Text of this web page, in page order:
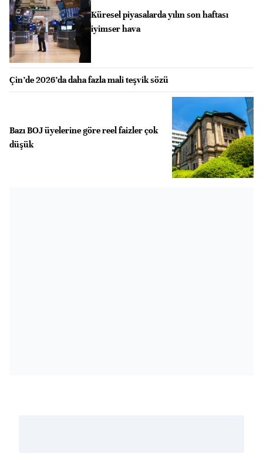
Küresel piyasalarda yılın son haftası
iyimser hava
Çin’de 2026’da daha fazla mali teşvik sözü
Bazı BOJ üyelerine göre reel faizler çok
düşük